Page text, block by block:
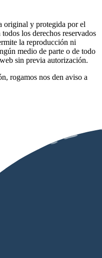
original y protegida por el
los derechos reservados
la reproducción ni
medio de parte o de todo
sin previa autorización.
rogamos nos den aviso a